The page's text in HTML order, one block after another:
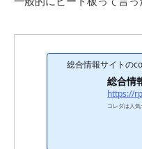
総合情報サイトの
総合情
コレダは人